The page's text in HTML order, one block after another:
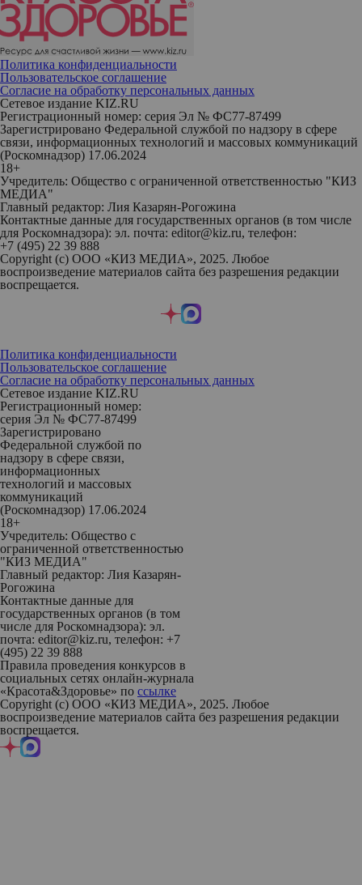
Политика конфиденциальности
Пользовательское соглашение
Согласие на обработку персональных данных
Сетевое издание KIZ.RU
Регистрационный номер: серия Эл № ФС77-87499
Зарегистрировано Федеральной службой по надзору в сфере
связи, информационных технологий и массовых коммуникаций
(Роскомнадзор) 17.06.2024
18+
Учредитель: Общество с ограниченной ответственностью "КИЗ
МЕДИА"
Главный редактор: Лия Казарян-Рогожина
Контактные данные для государственных органов (в том числе
для Роскомнадзора): эл. почта: editor@kiz.ru, телефон:
+7 (495) 22 39 888
Copyright (с) ООО «КИЗ МЕДИА», 2025. Любое
воспроизведение материалов сайта без разрешения редакции
воспрещается.
Политика конфиденциальности
Пользовательское соглашение
Согласие на обработку персональных данных
Сетевое издание KIZ.RU
Регистрационный номер:
серия Эл № ФС77-87499
Зарегистрировано
Федеральной службой по
надзору в сфере связи,
информационных
технологий и массовых
коммуникаций
(Роскомнадзор) 17.06.2024
18+
Учредитель: Общество с
ограниченной ответственностью
"КИЗ МЕДИА"
Главный редактор: Лия Казарян-
Рогожина
Контактные данные для
государственных органов (в том
числе для Роскомнадзора): эл.
почта: editor@kiz.ru, телефон: +7
(495) 22 39 888
Правила проведения конкурсов в
социальных сетях онлайн-журнала
«Красота&Здоровье» по ссылке
Copyright (с) ООО «КИЗ МЕДИА», 2025. Любое
воспроизведение материалов сайта без разрешения редакции
воспрещается.